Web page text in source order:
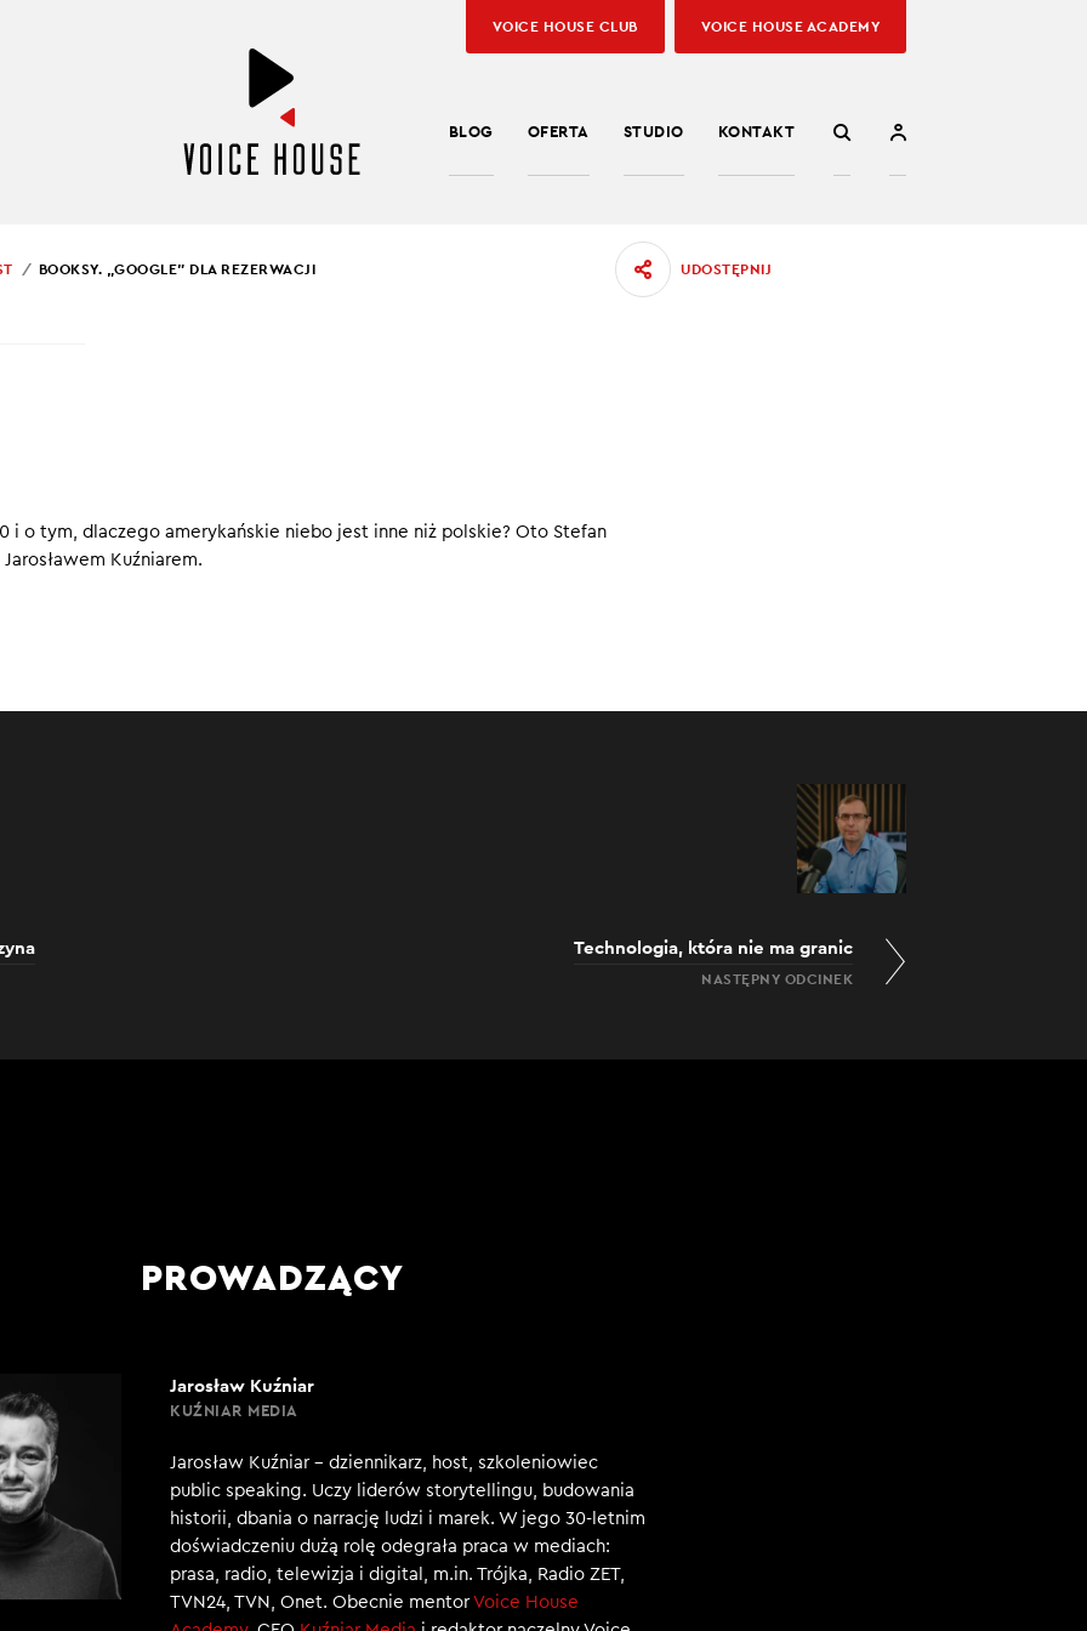
BLOG OFERTA STUDIO KONTAKT
VOICE HOUSE CLUB VOICE HOUSE ACADEMY
do USA była dla Booksy akumulatorem energii, pomysłów i innego
BOOKSY. „GOOGLE” DLA REZERWACJI UDOSTĘPNIJ
i o tym, dlaczego amerykańskie niebo jest inne niż polskie? Oto Stefan
Kuźniarem.
Technologia, która nie ma granic
NASTĘPNY ODCINEK
PROWADZĄCY
Jarosław Kuźniar
KUŹNIAR MEDIA
Jarosław Kuźniar – dziennikarz, host, szkoleniowiec
public speaking. Uczy liderów storytellingu, budowania
historii, dbania o narrację ludzi i marek. W jego 30-letnim
doświadczeniu dużą rolę odegrała praca w mediach:
prasa, radio, telewizja i digital, m.in. Trójka, Radio ZET,
TVN24, TVN, Onet. Obecnie mentorVoice House